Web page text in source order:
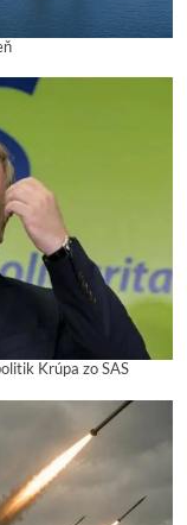
Krúpa zo SAS